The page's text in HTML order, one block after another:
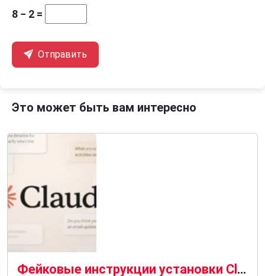
8 − 2 =
Отправить
Это может быть вам интересно
Фейковые инструкции установки Claude Code распространяют инфостилеры через атаки InstallFix